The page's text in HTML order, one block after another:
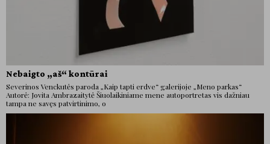
Nebaigto „aš“ kontūrai
Severinos Venckutės paroda „Kaip tapti erdve“ galerijoje „Meno parkas“
Autorė: Jovita Ambrazaitytė Šiuolaikiniame mene autoportretas vis dažniau
tampa ne savęs patvirtinimo, o